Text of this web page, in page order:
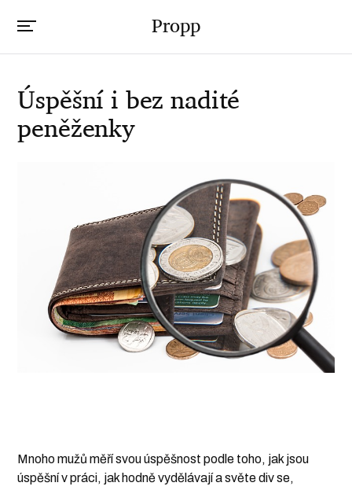
Propp
Úspěšní i bez nadité
peněženky
Mnoho mužů měří svou úspěšnost podle toho, jak jsou
úspěšní v práci, jak hodně vydělávají a světe div se,